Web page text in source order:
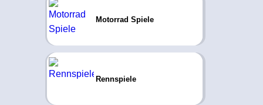
Motorrad Spiele
Rennspiele